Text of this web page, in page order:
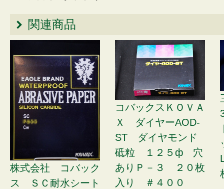
関連商品
株式会社 コバック
ス ＳＣ耐水シート
コバックスＫＯＶＡ
Ｘ ダイヤーAOD-
ST ダイヤモンド
砥粒 １２５ф 穴
ありＰ－３ ２０枚
入り ＃４００